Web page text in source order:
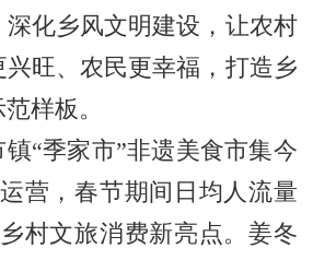
化乡风文明建设，让农村
旺、农民更幸福，打造乡
样板。
“季家市”非遗美食市集今
营，春节期间日均人流量
村文旅消费新亮点。姜冬